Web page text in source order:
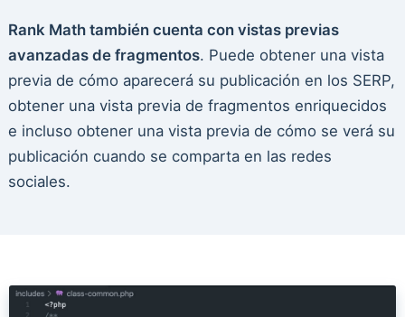
Rank Math también cuenta con vistas previas
avanzadas de fragmentos. Puede obtener una vista
previa de cómo aparecerá su publicación en los SERP,
obtener una vista previa de fragmentos enriquecidos
e incluso obtener una vista previa de cómo se verá su
publicación cuando se comparta en las redes
sociales.